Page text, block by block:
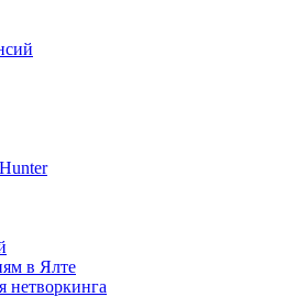
в Ялте
нетворкинга